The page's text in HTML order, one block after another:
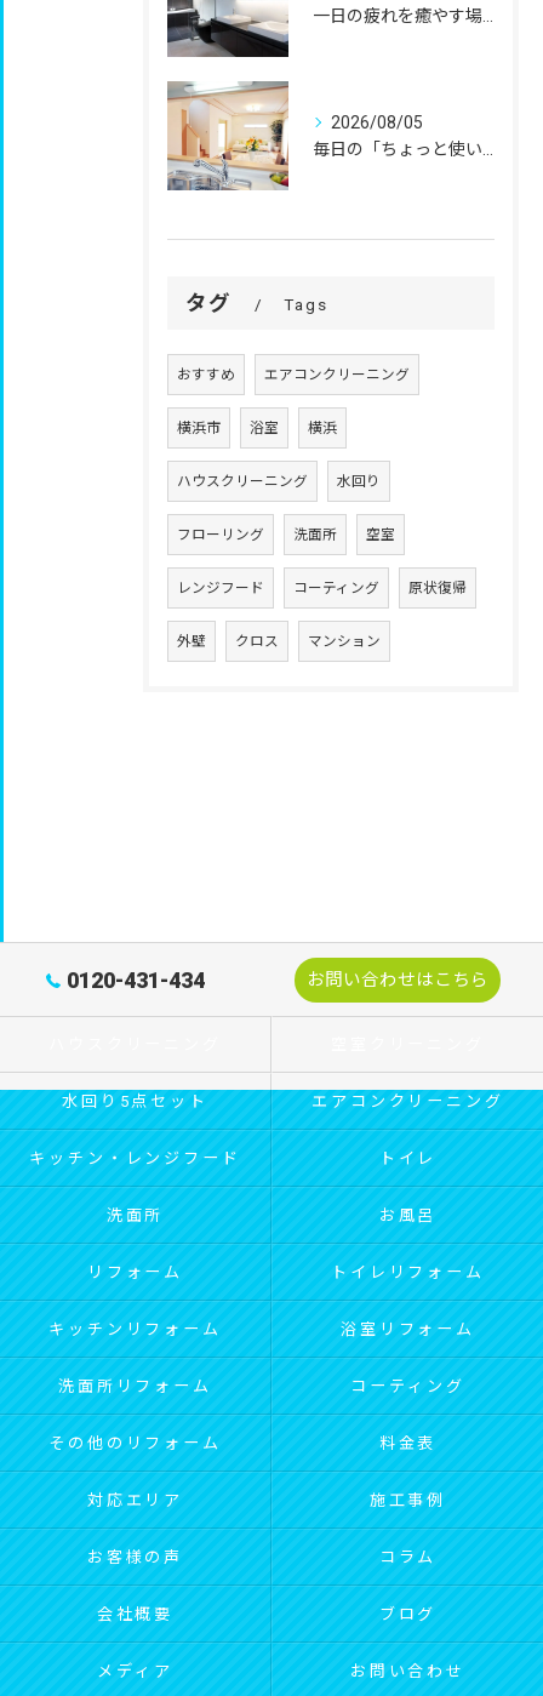
2026/08/05
タグ Tags
おすすめ エアコンクリーニング
横浜市 浴室 横浜
ハウスクリーニング 水回り
フローリング 洗面所 空室
レンジフード コーティング 原状復帰
外壁 クロス マンション
0120-431-434 お問い合わせはこちら
水回り5点セット エアコンクリーニング
キッチン・レンジフード トイレ
洗面所 お風呂
リフォーム トイレリフォーム
キッチンリフォーム 浴室リフォーム
洗面所リフォーム コーティング
その他のリフォーム 料金表
対応エリア 施工事例
お客様の声 コラム
会社概要 ブログ
メディア お問い合わせ